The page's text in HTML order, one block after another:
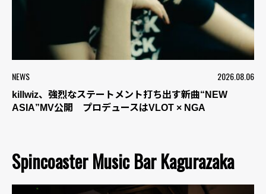
NEWS 2026.08.06
killwiz、強烈なステートメント打ち出す新曲“NEW
ASIA”MV公開 プロデュースはVLOT × NGA
Spincoaster Music Bar Kagurazaka